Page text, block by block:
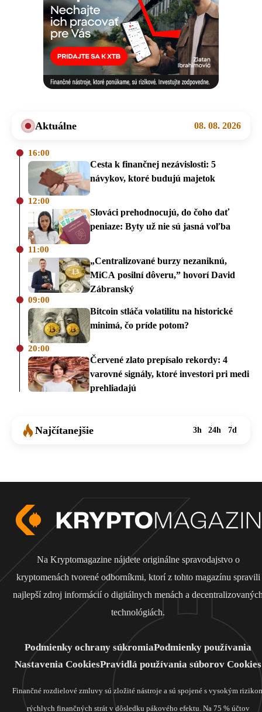
Aktuálne 08. 08. 2026
16:00
Cesta k finančnej nezávislosti: 5
návykov, ktoré budujú majetok
12:00
Slováci prehodnocujú, do čoho dať
peniaze: Byty už nie sú jasná voľba
11:00
„Centralizované burzy nezaniknú,
MiCA posilní dôveru,” hovorí David
Zábranský
09:00
Bitcoin stláča volatilitu na historické
minimá, čo príde potom?
20:00
Červené zlato prepísalo rekordy: 4
varovné signály, ktoré investori pri medi
prehliadajú
Najčítanejšie 3h 24h 7d
Na Kryptomagazine nájdete originálne spravodajstvo o
kryptomenách tvorené odborníkmi, ktorí z tohto magazínu spravili
najlepší zdroj informácií o digitálnych menách a
technológiách.
Podmienky ochrany súkromiaPodmienky používania
Nastavenia CookiesPravidlá používania súborov Cookies
Finančné rozdielové zmluvy sú zložité nástroje a sú spojené s vysokým
rýchlych finančných strát v dôsledku pákového efektu. Na 75 % účtov